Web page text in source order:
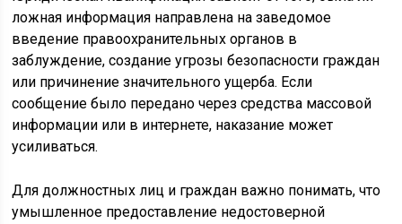
ложная информация направлена на заведомое
введение правоохранительных органов в
заблуждение, создание угрозы безопасности граждан
или причинение значительного ущерба. Если
сообщение было передано через средства массовой
информации или в интернете, наказание может
усиливаться.
Для должностных лиц и граждан важно понимать, что
умышленное предоставление недостоверной